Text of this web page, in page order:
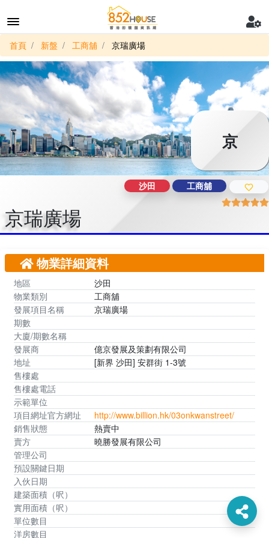
首頁 新盤 工商舖 京瑞廣場
京
京瑞廣場
沙田 工商舖
物業詳細資料
地區
沙田
物業類別
工商舖
發展項目名稱
京瑞廣場
期數
大廈/期數名稱
發展商
億京發展及策劃有限公司
地址
[新界 沙田] 安群街 1-3號
售樓處
售樓處電話
示範單位
項目網址官方網址
http://www.billion.hk/03onkwanstreet/
銷售狀態
熱賣中
賣方
曉勝發展有限公司
管理公司
預設關鍵日期
入伙日期
建築面積（呎）
實用面積（呎）
單位數目
洋房數目